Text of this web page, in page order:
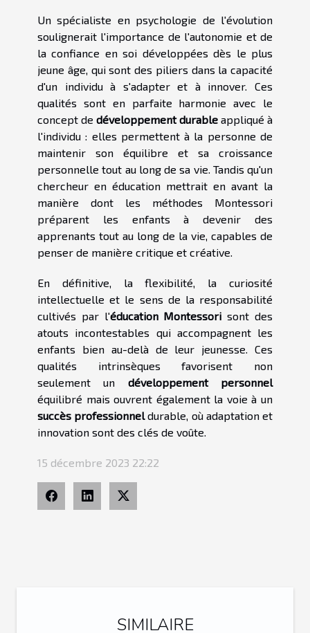
Un spécialiste en psychologie de l'évolution
soulignerait l'importance de l'autonomie et de
la confiance en soi développées dès le plus
jeune âge, qui sont des piliers dans la capacité
d'un individu à s'adapter et à innover. Ces
qualités sont en parfaite harmonie avec le
concept de développement durable appliqué à
l'individu : elles permettent à la personne de
maintenir son équilibre et sa croissance
personnelle tout au long de sa vie. Tandis qu'un
chercheur en éducation mettrait en avant la
manière dont les méthodes Montessori
préparent les enfants à devenir des
apprenants tout au long de la vie, capables de
penser de manière critique et créative.
En définitive, la flexibilité, la curiosité
intellectuelle et le sens de la responsabilité
cultivés par l'éducation Montessori sont des
atouts incontestables qui accompagnent les
enfants bien au-delà de leur jeunesse. Ces
qualités intrinsèques favorisent non
seulement un développement personnel
équilibré mais ouvrent également la voie à un
succès professionnel durable, où adaptation et
innovation sont des clés de voûte.
15 décembre 2023 22:22
SIMILAIRE